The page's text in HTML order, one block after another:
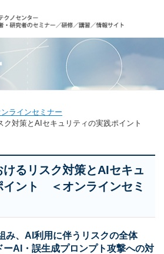
ンラインセミナー
ク対策とAIセキュリティの実践ポイント
るリスク対策とAIセキュ
イント ＜オンラインセミ
み、AI利用に伴うリスクの全体
AI・誤生成プロンプト攻撃への対